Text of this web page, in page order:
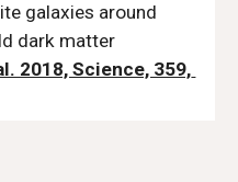
galaxies around
dark matter
2018, Science, 359,